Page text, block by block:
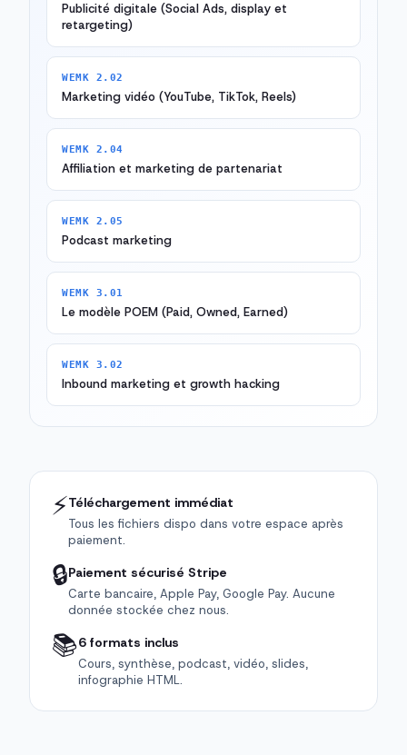
Publicité digitale (Social Ads, display et
retargeting)
WEMK 2.02
Marketing vidéo (YouTube, TikTok, Reels)
WEMK 2.04
Affiliation et marketing de partenariat
WEMK 2.05
Podcast marketing
WEMK 3.01
Le modèle POEM (Paid, Owned, Earned)
WEMK 3.02
Inbound marketing et growth hacking
⚡Téléchargement immédiat
Tous les fichiers dispo dans votre espace après
paiement.
🔒Paiement sécurisé Stripe
Carte bancaire, Apple Pay, Google Pay. Aucune
donnée stockée chez nous.
📚6 formats inclus
Cours, synthèse, podcast, vidéo, slides,
infographie HTML.